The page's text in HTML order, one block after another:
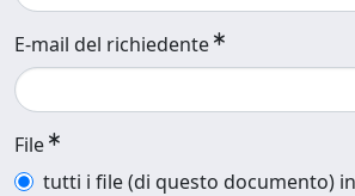
E-mail del richiedente
File
tutti i file (di questo documento)